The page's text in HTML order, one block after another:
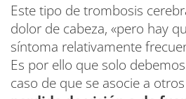
Este tipo de trombosis
dolor de cabeza, «pero hay
síntoma relativamente
Es por ello que solo
caso de que se asocie a